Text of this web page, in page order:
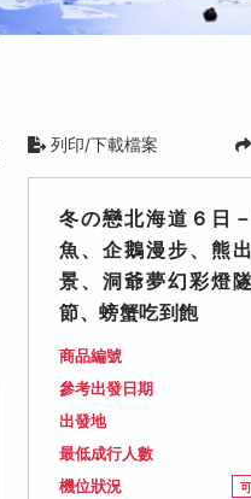
列印/下載檔案
冬の戀北海道６日
魚、企鵝漫步、熊
景、洞爺夢幻彩燈
節、螃蟹吃到飽
商品編號
參考出發日期
出發地
最低成行人數
機位狀況